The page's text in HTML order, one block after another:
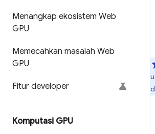
Menangkap ekosistem Web
GPU
Memecahkan masalah Web
GPU
Fitur developer
Komputasi GPU